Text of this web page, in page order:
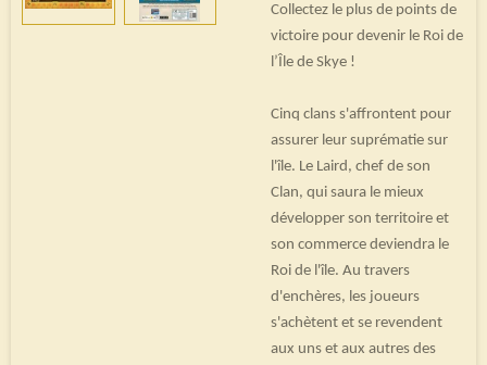
Collectez le plus de points de
victoire pour devenir le Roi de
l’Île de Skye !
Cinq clans s'affrontent pour
assurer leur suprématie sur
l'île. Le Laird, chef de son
Clan, qui saura le mieux
développer son territoire et
son commerce deviendra le
Roi de l'île. Au travers
d'enchères, les joueurs
s'achètent et se revendent
aux uns et aux autres des